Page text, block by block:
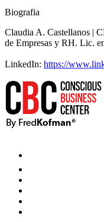
Biografia
Claudia A. Castellanos |
de Empresas y RH. Lic.
LinkedIn: https://